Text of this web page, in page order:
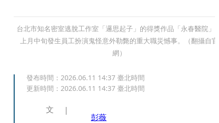
台北市知名密室逃脫工作室「邏思起子」的得獎作品「永春醫院」
上月中旬發生員工扮演鬼怪意外勒斃的重大職災憾事。（翻攝自官
網）
發布時間： 2026.06.11 14:37 臺北時間
更新時間： 2026.06.11 14:37 臺北時間
文
彭薇